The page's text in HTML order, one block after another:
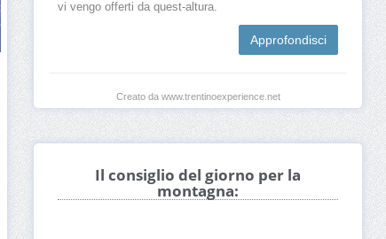
vi vengo offerti da quest-altura.
Approfondisci
Creato da www.trentinoexperience.net
Il consiglio del giorno per la
montagna: